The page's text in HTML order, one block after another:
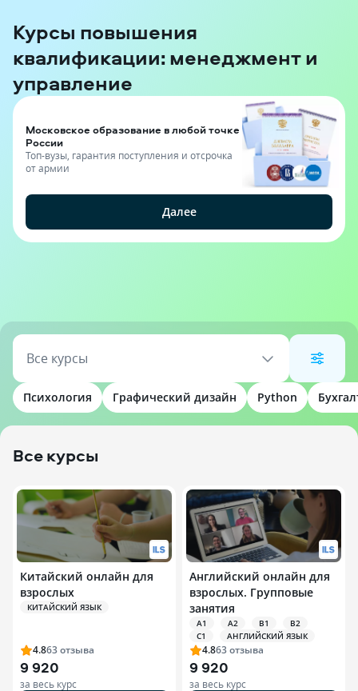
Курсы повышения
квалификации: менеджмент и
управление
Московское образование в любой точке
России
Топ-вузы, гарантия поступления и отсрочка
от армии
Далее
Все курсы
Психология Графический дизайн Python
Все курсы
Китайский онлайн для
взрослых
КИТАЙСКИЙ ЯЗЫК
4.863отзыва
9 920
за весь курс
Английский онлайн для
взрослых. Групповые
занятия
A1 A2 B1
B2
C1
АНГЛИЙСКИЙ ЯЗЫК
4.863отзыва
9 920
за весь курс